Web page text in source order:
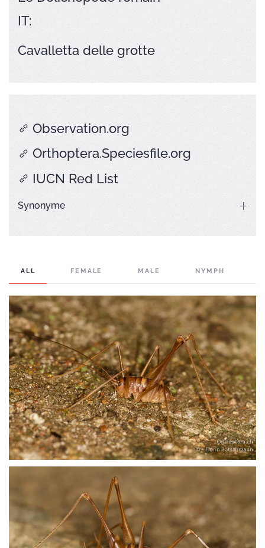
IT:
Cavalletta delle grotte
Observation.org
Orthoptera.Speciesfile.org
IUCN Red List
Synonyme
ALL FEMALE MALE NYMPH